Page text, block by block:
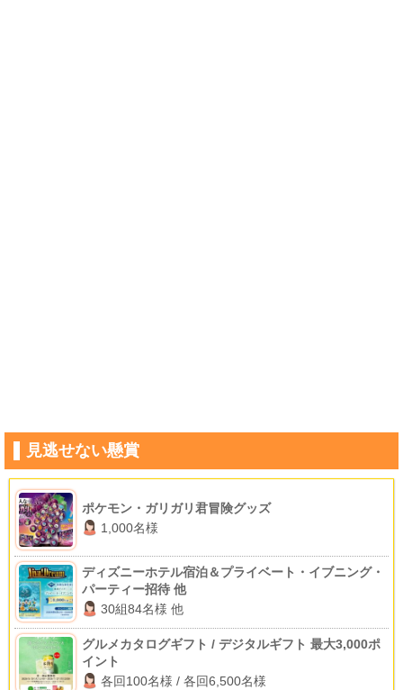
見逃せない懸賞
ポケモン・ガリガリ君冒険グッズ
1,000名様
ディズニーホテル宿泊＆プライベート・イブニング・
パーティー招待 他
30組84名様 他
グルメカタログギフト / デジタルギフト 最大3,000ポ
イント
各回100名様 / 各回6,500名様